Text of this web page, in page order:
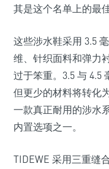
其是这个名单上的最
这些涉水鞋采用 3.5
维、针织面料和弹力
过于笨重。3.5 与 4.5
但更少的材料将转化
一款真正耐用的涉水
内置选项之一。
TIDEWE 采用三重缝